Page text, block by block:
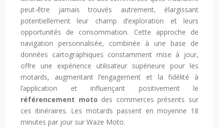
peut-être jamais trouvés autrement, élargissant
potentiellement leur champ d’exploration et leurs
opportunités de consommation. Cette approche de
navigation personnalisée, combinée à une base de
données cartographiques constamment mise à jour,
offre une expérience utilisateur supérieure pour les
motards, augmentant l’engagement et la fidélité à
l’application et influençant positivement le
référencement moto des commerces présents sur
ces itinéraires. Les motards passent en moyenne 18
minutes par jour sur Waze Moto.